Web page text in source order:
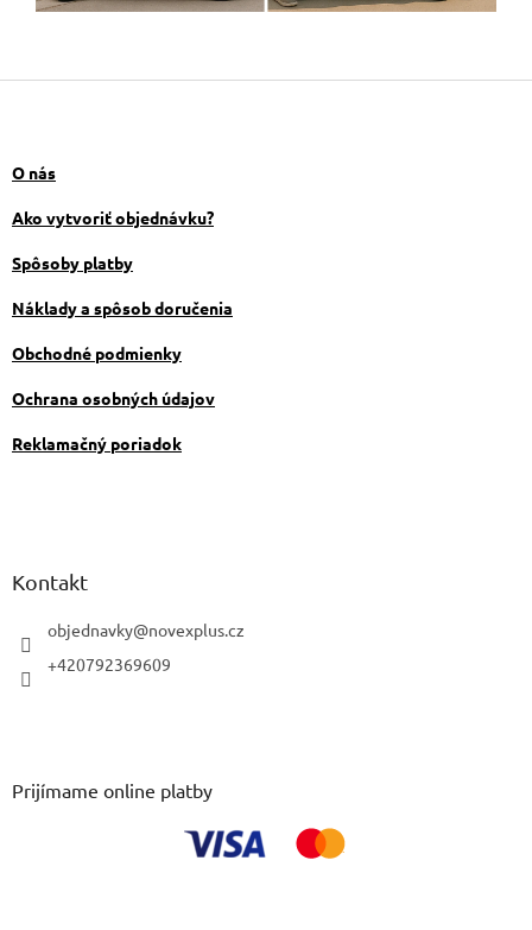
O nás
Ako vytvoriť objednávku?
Spôsoby platby
Náklady a spôsob doručenia
Obchodné podmienky
Ochrana osobných údajov
Reklamačný poriadok
Kontakt
objednavky@novexplus.cz
+420792369609
Prijímame online platby